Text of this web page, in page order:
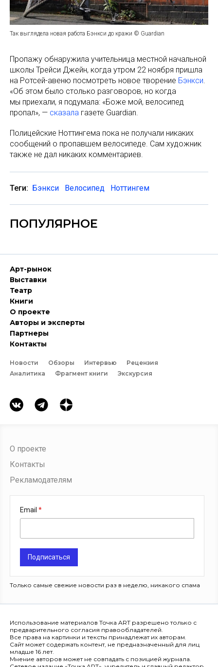
Так выглядела новая работа Бэнкси до кражи © Guardian
Пропажу обнаружила учительница местной начальной
школы Трейси Джейн, когда утром 22 ноября пришла
на Ротсей-авеню посмотреть новое творение Бэнкси.
«Об этом было столько разговоров, но когда
мы приехали, я подумала: «Боже мой, велосипед
пропал», — сказала газете Guardian.
Полицейские Ноттингема пока не получали никаких
сообщений о пропавшем велосипеде. Сам художник
также не дал никаких комментариев.
Теги: Бэнкси Велосипед Ноттингем
ПОПУЛЯРНОЕ
Арт-рынок
Выставки
Театр
Книги
О проекте
Авторы и эксперты
Партнеры
Контакты
Новости Обзоры Интервью
Рецензия
Аналитика
Фрагмент книги Экскурсия
О проекте
Контакты
Рекламодателям
Email
Подписаться
Только самые свежие новости раз в неделю, никакого спама
Использование материалов Точка ART разрешено только с
предварительного согласия правообладателей.
Все права на картинки и тексты принадлежат их авторам.
Сайт может содержать контент, не предназначенный для лиц
младше 16 лет.
Мнение авторов может не совпадать с позицией журнала.